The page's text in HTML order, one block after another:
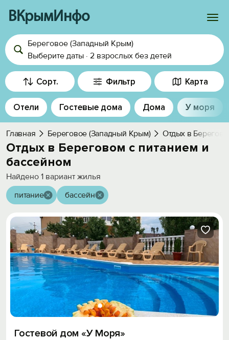
ВКрымИнфо
Войти
Избранное
История просмотра
Добавить свой объект
Береговое (Западный Крым)
Выберите даты · 2 взрослых без детей
Сорт. Фильтр Карта
Отели Гостевые дома Дома У моря
Главная Береговое (Западный Крым) Отдых в
Отдых в Береговом с питанием и
бассейном
Найдено 1 вариант жилья
питание
бассейн
Гостевой дом «У Моря»